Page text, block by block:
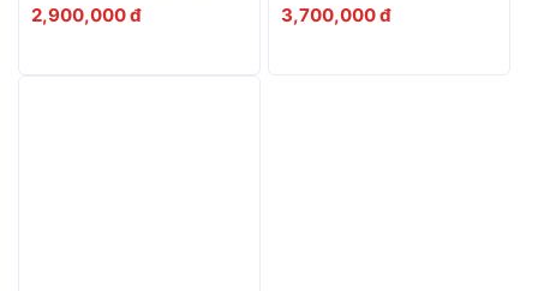
2,900,000 đ 3,700,000 đ